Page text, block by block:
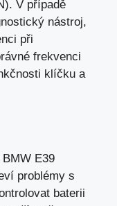
V případě
nástroj,
při
frekvenci
klíčku a
E39
problémy s
baterii